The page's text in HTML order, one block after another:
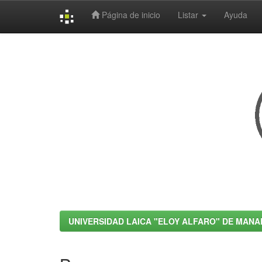
Página de inicio Listar Ayuda
UNIVERSIDAD LAICA "ELOY ALFARO" DE